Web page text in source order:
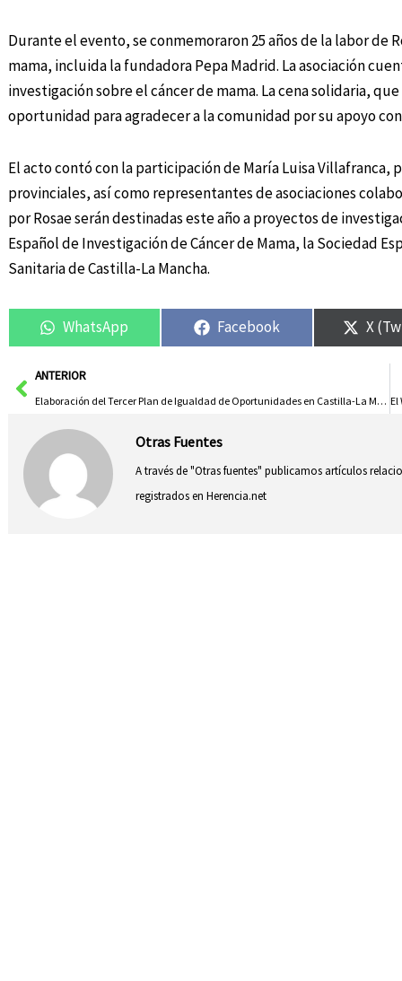
Durante el evento, se conmemoraron 25 años de la labor de
mama, incluida la fundadora Pepa Madrid. La asociación
investigación sobre el cáncer de mama. La cena solidaria,
oportunidad para agradecer a la comunidad por su apoyo
El acto contó con la participación de María Luisa Villafranca,
provinciales, así como representantes de asociaciones
por Rosae serán destinadas este año a proyectos de
Español de Investigación de Cáncer de Mama, la Sociedad
Sanitaria de Castilla-La Mancha.
WhatsApp Facebook X
AntANTERIOR
Elaboración del Tercer Plan de Igualdad de Oportunidades en Castilla-La Mancha da sus Primeros Pasos
Otras Fuentes
A través de "Otras fuentes" publicamos artículos
registrados en Herencia.net